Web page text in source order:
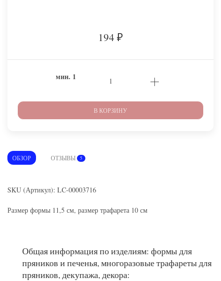
194 ₽
мин. 1
В КОРЗИНУ
ОБЗОР ОТЗЫВЫ 5
SKU (Артикул): LC-00003716
Размер формы 11,5 см, размер трафарета 10 см
Общая информация по изделиям: формы для
пряников и печенья, многоразовые трафареты для
пряников, декупажа, декора: